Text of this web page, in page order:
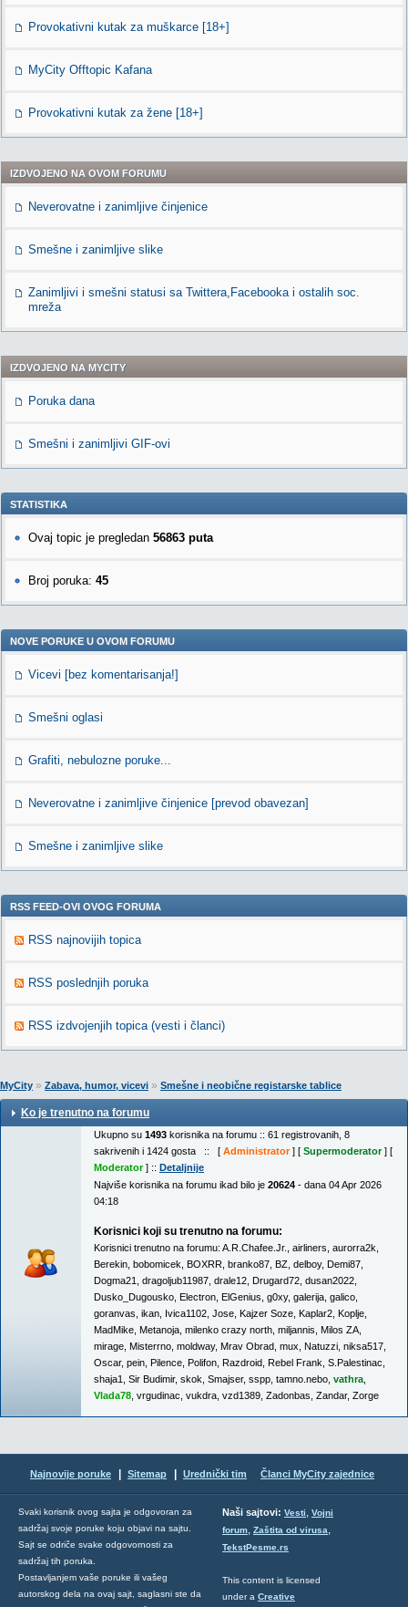
Provokativni kutak za muškarce [18+]
MyCity Offtopic Kafana
Provokativni kutak za žene [18+]
IZDVOJENO NA OVOM FORUMU
Neverovatne i zanimljive činjenice
Smešne i zanimljive slike
Zanimljivi i smešni statusi sa Twittera,Facebooka i ostalih soc.
mreža
IZDVOJENO NA MYCITY
Poruka dana
Smešni i zanimljivi GIF-ovi
STATISTIKA
Ovaj topic je pregledan 56863 puta
Broj poruka: 45
NOVE PORUKE U OVOM FORUMU
Vicevi [bez komentarisanja!]
Smešni oglasi
Grafiti, nebulozne poruke...
Neverovatne i zanimljive činjenice [prevod obavezan]
Smešne i zanimljive slike
RSS FEED-OVI OVOG FORUMA
RSS najnovijih topica
RSS poslednjih poruka
RSS izdvojenjih topica (vesti i članci)
MyCity » Zabava, humor, vicevi » Smešne i neobične registarske tablice
Ko je trenutno na forumu
Ukupno su 1493 korisnika na forumu :: 61 registrovanih, 8
sakrivenih i 1424 gosta :: [ Administrator] [ Supermoderator] [
Moderator] :: Detaljnije
Najviše korisnika na forumu ikad bilo je 20624 - dana 04 Apr 2026
04:18
Korisnici koji su trenutno na forumu:
Korisnici trenutno na forumu: A.R.Chafee.Jr. airliners aurorra2k
Berekin bobomicek BOXRR branko87 BZ delboy, Demi87
Dogma21
dragoljub11987 drale12 Drugard72 dusan2022
Dusko_Dugousko Electron ElGenius g0xy, galerija galico
goranvas ikan Ivica1102 Jose Kajzer Soze Kaplar2 Koplje
MadMike Metanoja milenko crazy north miljannis Milos ZA
mirage Misterrno moldway, Mrav Obrad mux Natuzzi niksa517
Oscar, pein Pilence Polifon Razdroid Rebel Frank S.Palestinac
shaja1
Sir Budimir, skok Smajser, sspp tamno.nebo vathra
Vlada78 vrgudinac vukdra vzd1389 Zadonbas Zandar, Zorge
Najnovije poruke Sitemap Urednički tim Članci MyCity zajednice
Svaki korisnik ovog sajta je odgovoran za
sadržaj svoje poruke koju objavi na sajtu.
Sajt se odriče svake odgovornosti za
sadržaj tih poruka.
Postavljanjem vaše poruke ili vašeg
autorskog dela na ovaj sajt, saglasni ste da
Naši sajtovi: Vesti, Vojni
forum, Zaštita od virusa,
TekstPesme.rs
This content is licensed
under a Creative